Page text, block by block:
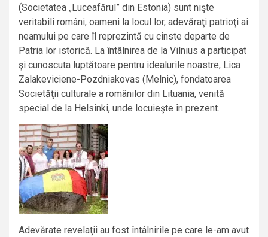
(Societatea „Luceafărul” din Estonia) sunt nişte
veritabili români, oameni la locul lor, adevăraţi patrioţi ai
neamului pe care îl reprezintă cu cinste departe de
Patria lor istorică. La întâlnirea de la Vilnius a participat
şi cunoscuta luptătoare pentru idealurile noastre, Lica
Zalakeviciene-Pozdniakovas (Melnic), fondatoarea
Societăţii culturale a românilor din Lituania, venită
special de la Helsinki, unde locuieşte în prezent.
Adevărate revelaţii au fost întâlnirile pe care le-am avut